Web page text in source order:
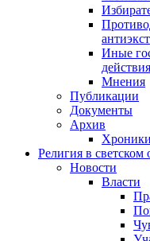
Иные
действия
Мнения
Публикации
Документы
Архив
Религия в светском
Новости
Власти